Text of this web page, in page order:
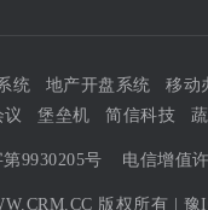
统 地产开盘系统 移动
议 堡垒机 简信科技
9930205号 电信增值
版权所有 | 豫